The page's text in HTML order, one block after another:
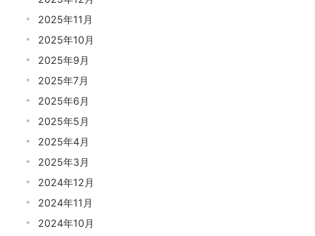
2025年11月
2025年10月
2025年9月
2025年7月
2025年6月
2025年5月
2025年4月
2025年3月
2024年12月
2024年11月
2024年10月